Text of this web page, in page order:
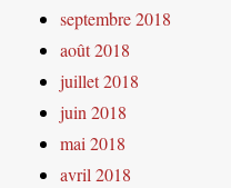
septembre 2018
août 2018
juillet 2018
juin 2018
mai 2018
avril 2018